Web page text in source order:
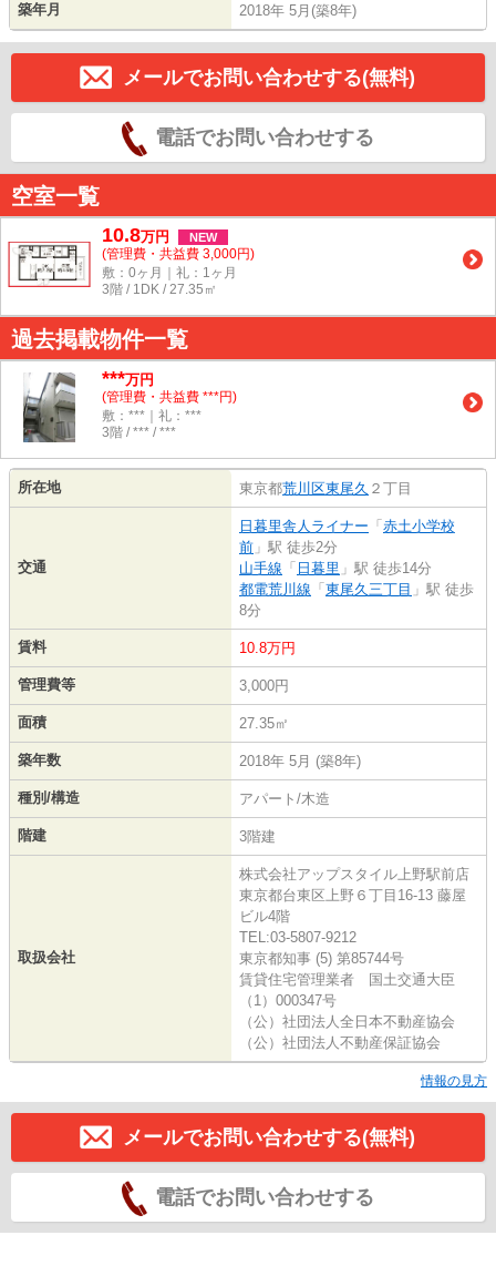
築年月 2018年 5月(築8年)
メールでお問い合わせする(無料)
電話でお問い合わせする
空室一覧
10.8万円 NEW
(管理費・共益費 3,000円)
敷：0ヶ月｜礼：1ヶ月
3階 / 1DK / 27.35㎡
過去掲載物件一覧
***万円
(管理費・共益費 ***円)
敷：***｜礼：***
3階 / *** / ***
所在地 東京都荒川区東尾久 ２丁目
交通
日暮里舎人ライナー 「 赤土小学校
前 」駅 徒歩2分
山手線 「 日暮里 」駅 徒歩14分
都電荒川線 「 東尾久三丁目 」駅 徒歩
8分
賃料 10.8万円
管理費等 3,000円
面積 27.35㎡
築年数 2018年 5月 (築8年)
種別/構造 アパート/木造
階建 3階建
取扱会社
株式会社アップスタイル上野駅前店
東京都台東区上野６丁目16-13 藤屋
ビル4階
TEL:03-5807-9212
東京都知事 (5) 第85744号
賃貸住宅管理業者 国土交通大臣
（1）000347号
（公）社団法人全日本不動産協会
（公）社団法人不動産保証協会
情報の見方
メールでお問い合わせする(無料)
電話でお問い合わせする